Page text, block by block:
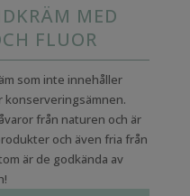
MED
FLUOR
som inte innehåller
konserveringsämnen.
från naturen och är
och även fria från
är de godkända av